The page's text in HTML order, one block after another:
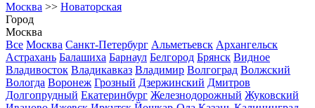
Москва >> Новаторская
Город
Москва
Все Москва Санкт-Петербург Альметьевск Архангельск
Астрахань Балашиха Барнаул Белгород Брянск Видное
Владивосток Владикавказ Владимир Волгоград Волжский
Вологда Воронеж Грозный Дзержинский Дмитров
Долгопрудный Екатеринбург Железнодорожный Жуковский